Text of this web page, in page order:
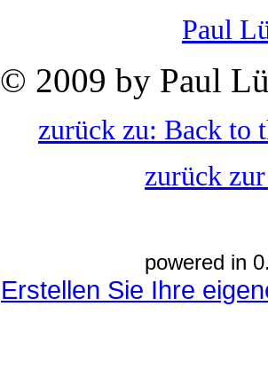
Paul
© 2009 by Paul
zurück zu: Back to
zurück
powered in
Erstellen Sie Ihre